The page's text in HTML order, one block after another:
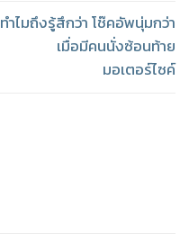
ทำไมถึงรู้สึกว่า โช๊คอัพนุ่มกว่า
เมื่อมีคนนั่งซ้อนท้าย
มอเตอร์ไซค์